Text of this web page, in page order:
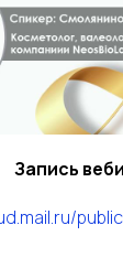
Запись